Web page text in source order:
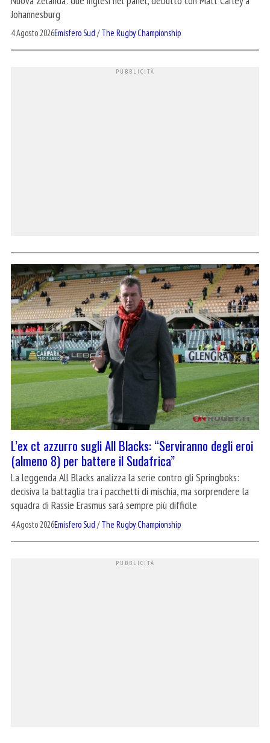
Johannesburg
4 Agosto 2026Emisfero Sud /The Rugby Championship
L’ex ct azzurro sugli All Blacks: “Serviranno degli eroi
(almeno 8) per battere il Sudafrica”
La leggenda All Blacks analizza la serie contro gli Springboks:
decisiva la battaglia tra i pacchetti di mischia, ma sorprendere la
squadra di Rassie Erasmus sarà sempre più difficile
4 Agosto 2026Emisfero Sud /The Rugby Championship